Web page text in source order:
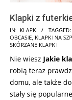
Klapki z
2025-
08-
IN: KLAPKI TAGGED:
OBCASIE KLAPKI NA
SKÓRZANE KLAPKI
Nie wiesz Jakie
robią teraz
domu, ale także
stały się